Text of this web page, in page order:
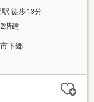
徒歩13分
階建
下郷